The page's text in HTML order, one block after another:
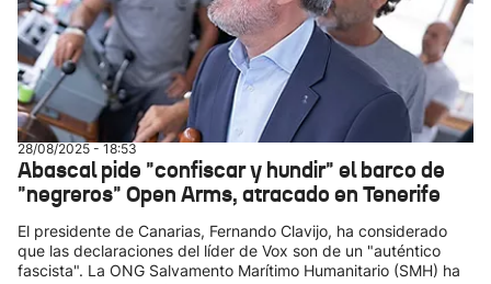
28/08/2025 - 18:53
Abascal pide "confiscar y hundir" el barco de
"negreros" Open Arms, atracado en Tenerife
El presidente de Canarias, Fernando Clavijo, ha considerado
que las declaraciones del líder de Vox son de un "auténtico
fascista". La ONG Salvamento Marítimo Humanitario (SMH) ha